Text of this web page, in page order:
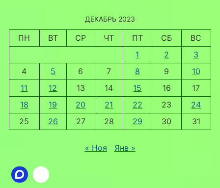
ДЕКАБРЬ 2023
ПН ВТ СР ЧТ ПТ СБ
ВС
1
2
3
4
5 6 7 8 9
10
11
12 13 14 15 16
17
18
19 20 21 22 23
24
25
26 27 28 29 30 31
« Ноя Янв »